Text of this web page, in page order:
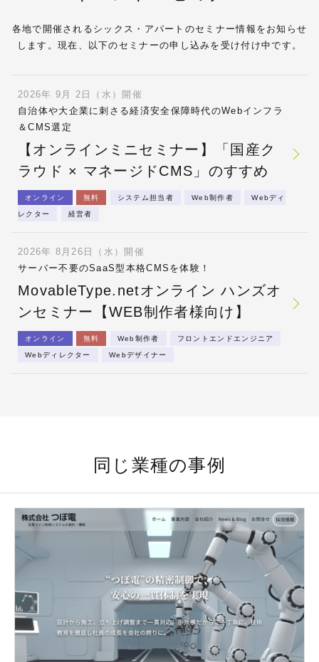
各地で開催されるシックス・アパートのセミナー情報をお知らせ
します。現在、以下のセミナーの申し込みを受け付け中です。
2026年 9月 2日（水）開催
自治体や大企業に刺さる経済安全保障時代のWebインフラ
＆CMS選定
【オンラインミニセミナー】「国産ク
ラウド × マネージドCMS」のすすめ
オンライン 無料 システム担当者 Web制作者 Webディ
レクター 経営者
2026年 8月26日（水）開催
サーバー不要のSaaS型本格CMSを体験！
MovableType.netオンライン ハンズオ
ンセミナー【WEB制作者様向け】
オンライン 無料 Web制作者 フロントエンドエンジニア
Webディレクター Webデザイナー
同じ業種の事例